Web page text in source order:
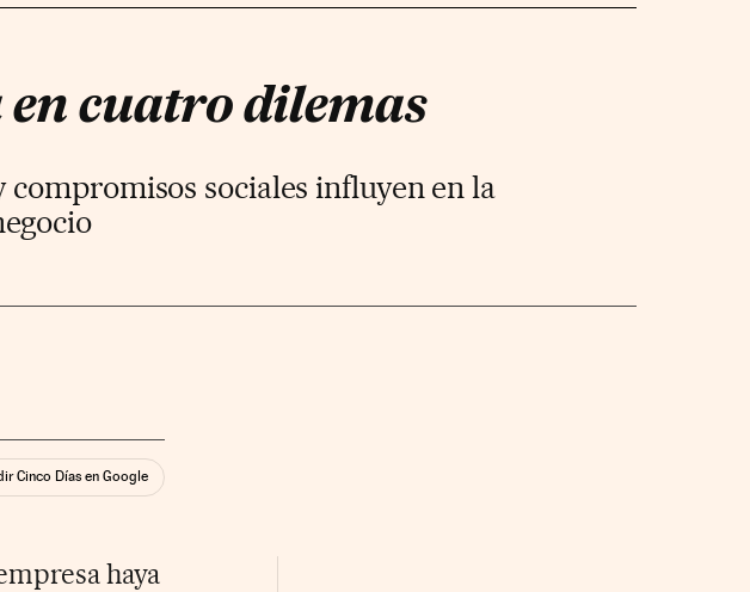
cuatro dilemas
sociales influyen en la
Cinco Días en Google
haya